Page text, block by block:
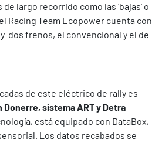
de largo recorrido como las ‘bajas’ o
Racing Team Ecopower cuenta con
dos frenos, el convencional y el de
de este eléctrico de rally es
Donerre, sistema ART y Detra
está equipado con DataBox,
Los datos recabados se